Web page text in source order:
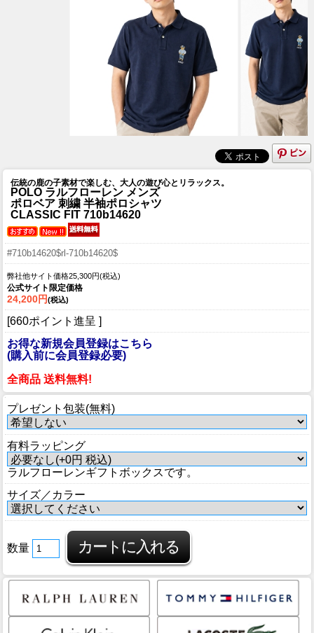
伝統の鹿の子素材で楽しむ、大人の遊び心とリラックス。
POLO ラルフローレン メンズ
ポロベア 刺繍 半袖ポロシャツ
CLASSIC FIT 710b14620
#710b14620$rl-710b14620$
弊社他サイト価格25,300円(税込)
公式サイト限定価格
24,200円(税込)
[660ポイント進呈 ]
お得な新規会員登録はこちら
(購入前に会員登録必要)
全商品 送料無料!
プレゼント包装(無料)
有料ラッピング
ラルフローレンギフトボックスです。
サイズ／カラー
数量